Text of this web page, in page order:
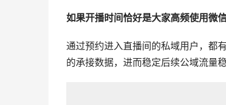
如果开播时间恰好是大家高频使用微
通过预约进入直播间的私域用户，都
的承接数据，进而稳定后续公域流量稳